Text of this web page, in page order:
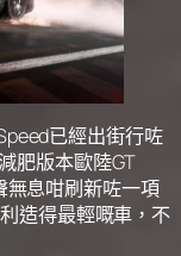
已經出街行咗
肥版本歐陸GT
息咁刷新咗一項
造得最輕嘅車，不